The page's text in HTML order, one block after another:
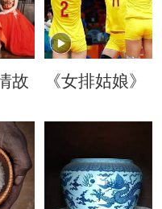
故
《女排姑娘》